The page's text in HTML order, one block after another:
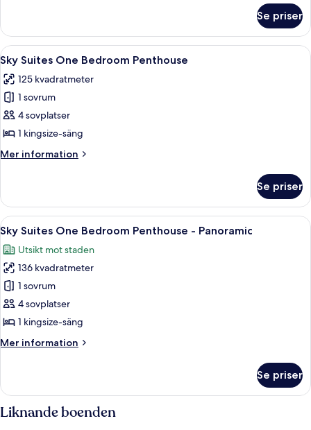
Strip
View
Suites
One
Bedroom
Penthouse
Accessible
View
Se priser
Öppna
alla
foton
för
Sky
Suites
One
Bedroom
Ett modernt vardagsrum med utsikt
4
Sky Suites One Bedroom Penthouse
125 kvadratmeter
1 sovrum
4 sovplatser
1 kingsize-säng
Mer information
Mer
Suites
One
Bedroom
Penthouse
Se priser
Öppna
alla
foton
för
Sky
Suites
One
Penthouse
Ett modernt matområde med ett
6
Sky Suites One Bedroom Penthouse - Panoramic
Utsikt mot staden
136 kvadratmeter
1 sovrum
4 sovplatser
1 kingsize-säng
Mer information
Mer
Suites
One
Bedroom
Se priser
Liknande boenden